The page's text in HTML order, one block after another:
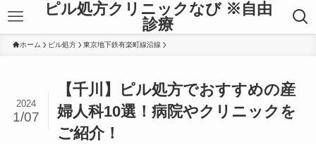
ピル処方クリニックなび ※自由
診療
ホーム ピル処方 東京地下鉄有楽町線沿線
【千川】ピル処方でおすすめの産
婦人科10選！病院やクリニックを
ご紹介！
2024
1/07